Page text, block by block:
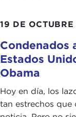
19 DE
Condenados
Estados
Obama
Hoy en día, los
tan estrechos que